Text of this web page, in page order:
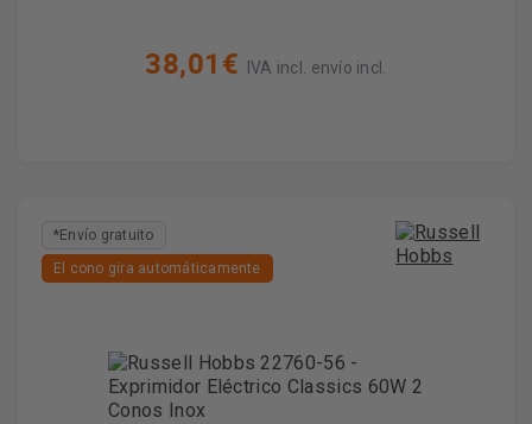
38,01€ IVA incl. envío incl.
*Envío gratuito
El cono gira automáticamente